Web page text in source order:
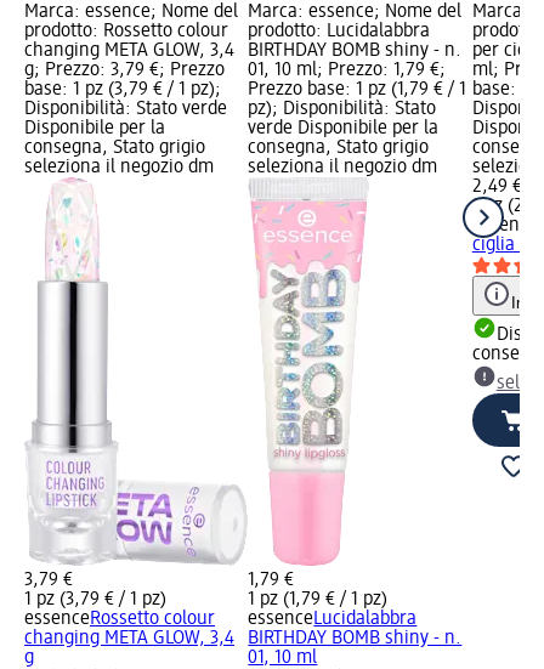
Marca: essence; Nome del
prodotto: Rossetto colour
changing META GLOW, 3,4
g; Prezzo: 3,79 €; Prezzo
base: 1 pz (3,79 € / 1 pz);
Disponibilità: Stato verde
Disponibile per la
consegna, Stato grigio
seleziona il negozio dm
3,79 €
1 pz (3,79 € / 1 pz)
essenceRossetto colour
changing META GLOW, 3,4
g
Marca: essence; Nome del
prodotto: Lucidalabbra
BIRTHDAY BOMB shiny - n.
01, 10 ml; Prezzo: 1,79 €;
Prezzo base: 1 pz (1,79 € / 1
pz); Disponibilità: Stato
verde Disponibile per la
consegna, Stato grigio
seleziona il negozio dm
1,79 €
1 pz (1,79 € / 1 pz)
essenceLucidalabbra
BIRTHDAY BOMB shiny - n.
01, 10 ml
Marca:
per
ml;
base: 1
2,49 €
1 pz
essence
ciglia e